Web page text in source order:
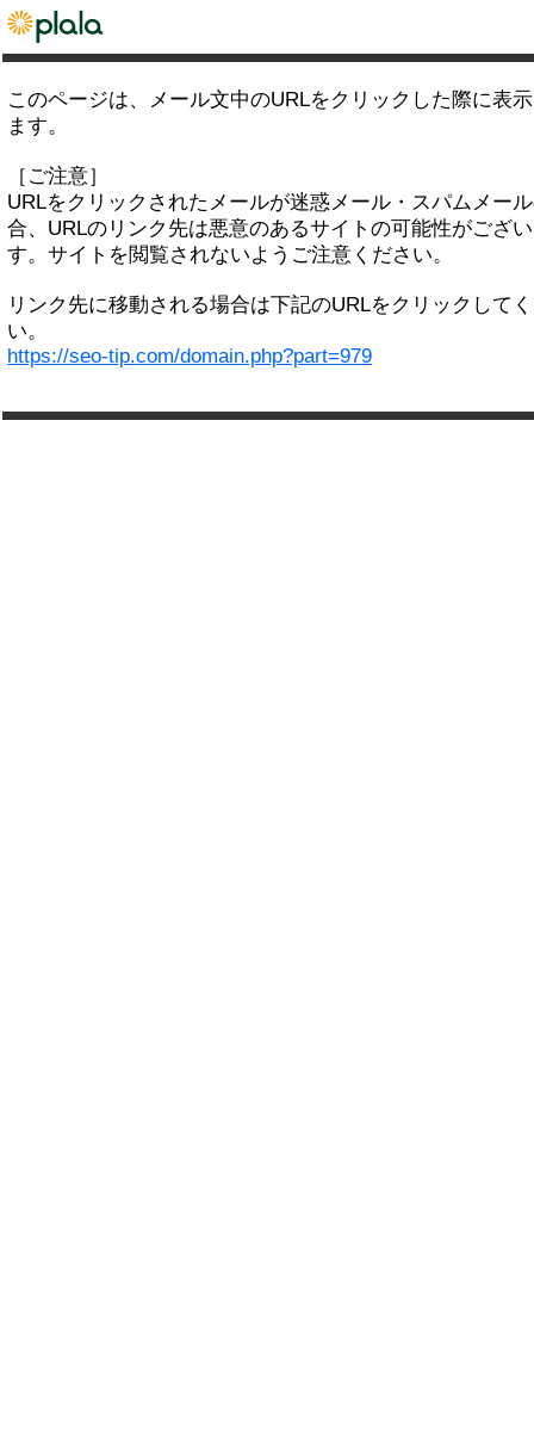
このページは、メール文中のURLをクリックした際に表
ます。
［ご注意］
URLをクリックされたメールが迷惑メール・スパムメー
合、URLのリンク先は悪意のあるサイトの可能性がござ
す。サイトを閲覧されないようご注意ください。
リンク先に移動される場合は下記のURLをクリックして
い。
https://seo-tip.com/domain.php?part=979